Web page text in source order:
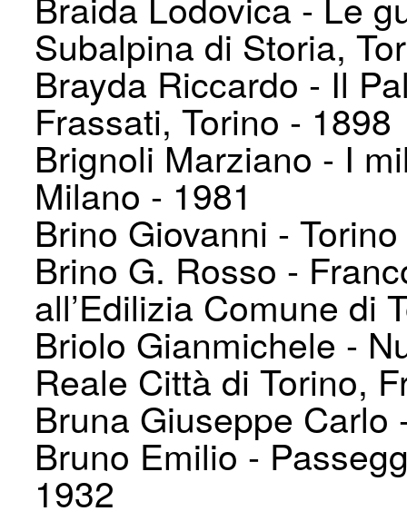
Subalpina di Storia,
Brayda Riccardo - Il
Frassati, Torino - 1898
Brignoli Marziano - I
Milano - 1981
Brino Giovanni -
Brino G. Rosso -
all’Edilizia Comune di
Briolo Gianmichele -
Reale Città di Torino,
Bruna Giuseppe Carlo
Bruno Emilio -
1932